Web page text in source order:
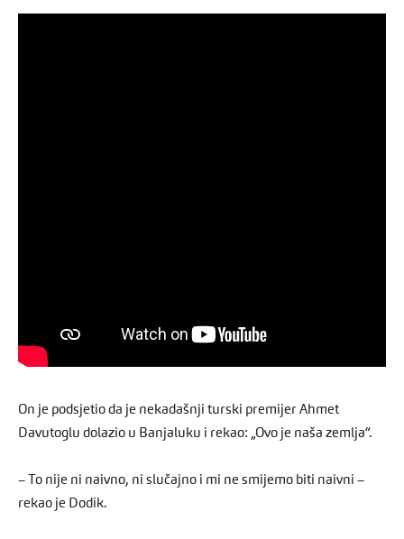
On je podsjetio da je nekadašnji turski premijer Ahmet
Davutoglu dolazio u Banjaluku i rekao: „Ovo je naša zemlja“.
– To nije ni naivno, ni slučajno i mi ne smijemo biti naivni –
rekao je Dodik.